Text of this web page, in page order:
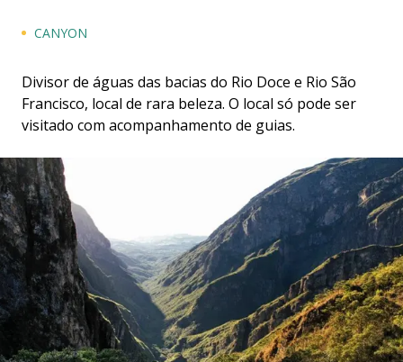
CANYON
Divisor de águas das bacias do Rio Doce e Rio São
Francisco, local de rara beleza. O local só pode ser
visitado com acompanhamento de guias.